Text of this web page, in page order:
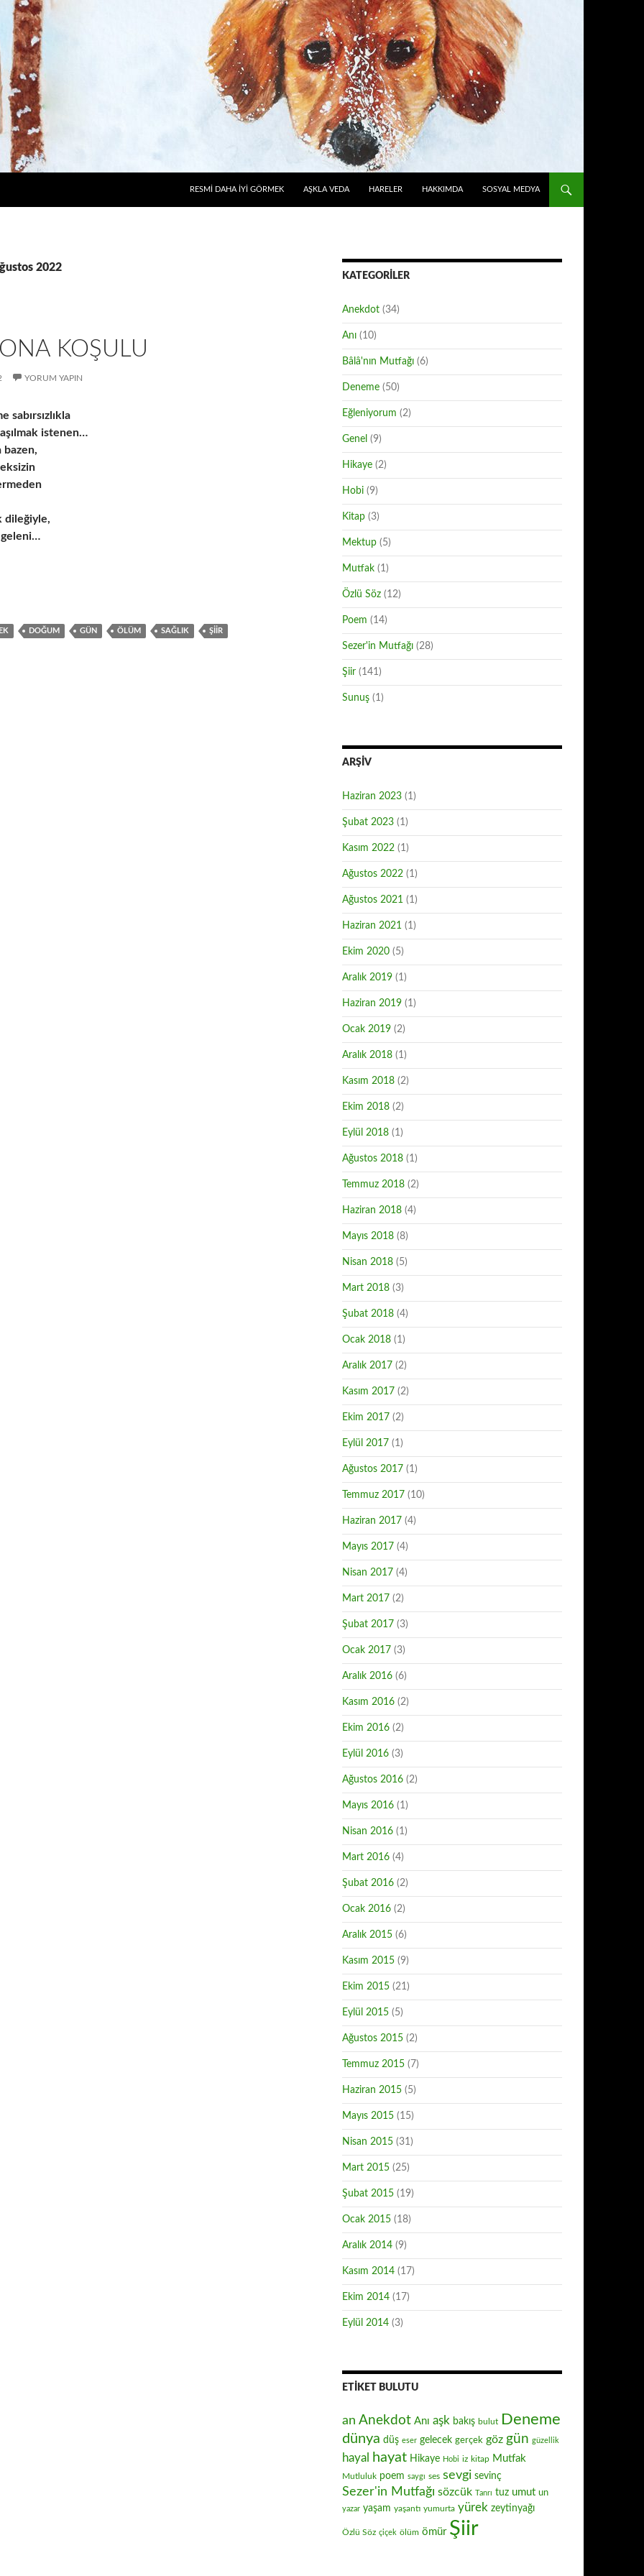
RESMI DAHA İYI GÖRMEK AŞKLA VEDA HARELER HAKKIMDA SOSYAL MEDYA
2022
KOŞULU
YORUM YAPIN
sabırsızlıkla
istenen…
bazen,
dileğiyle,
DOĞUM GÜN ÖLÜM SAĞLIK ŞIIR
KATEGORILER
Anekdot (34)
Anı (10)
Bâlâ'nın Mutfağı (6)
Deneme (50)
Eğleniyorum (2)
Genel (9)
Hikaye (2)
Hobi (9)
Kitap (3)
Mektup (5)
Mutfak (1)
Özlü Söz (12)
Poem (14)
Sezer'in Mutfağı (28)
Şiir (141)
Sunuş (1)
ARŞIV
Haziran 2023 (1)
Şubat 2023 (1)
Kasım 2022 (1)
Ağustos 2022 (1)
Ağustos 2021 (1)
Haziran 2021 (1)
Ekim 2020 (5)
Aralık 2019 (1)
Haziran 2019 (1)
Ocak 2019 (2)
Aralık 2018 (1)
Kasım 2018 (2)
Ekim 2018 (2)
Eylül 2018 (1)
Ağustos 2018 (1)
Temmuz 2018 (2)
Haziran 2018 (4)
Mayıs 2018 (8)
Nisan 2018 (5)
Mart 2018 (3)
Şubat 2018 (4)
Ocak 2018 (1)
Aralık 2017 (2)
Kasım 2017 (2)
Ekim 2017 (2)
Eylül 2017 (1)
Ağustos 2017 (1)
Temmuz 2017 (10)
Haziran 2017 (4)
Mayıs 2017 (4)
Nisan 2017 (4)
Mart 2017 (2)
Şubat 2017 (3)
Ocak 2017 (3)
Aralık 2016 (6)
Kasım 2016 (2)
Ekim 2016 (2)
Eylül 2016 (3)
Ağustos 2016 (2)
Mayıs 2016 (1)
Nisan 2016 (1)
Mart 2016 (4)
Şubat 2016 (2)
Ocak 2016 (2)
Aralık 2015 (6)
Kasım 2015 (9)
Ekim 2015 (21)
Eylül 2015 (5)
Ağustos 2015 (2)
Temmuz 2015 (7)
Haziran 2015 (5)
Mayıs 2015 (15)
Nisan 2015 (31)
Mart 2015 (25)
Şubat 2015 (19)
Ocak 2015 (18)
Aralık 2014 (9)
Kasım 2014 (17)
Ekim 2014 (17)
Eylül 2014 (3)
ETIKET BULUTU
an Anekdot Anı aşk bakış bulut Deneme
dünya düş eser gelecek gerçek göz gün güzellik
hayal hayat Hikaye Hobi iz kitap Mutfak
Mutluluk poem saygı ses sevgi sevinç
Sezer'in Mutfağı sözcük Tanrı tuz umut un
yazar yaşam yaşantı yumurta yürek zeytinyağı
Özlü Söz çiçek ölüm ömür Şiir